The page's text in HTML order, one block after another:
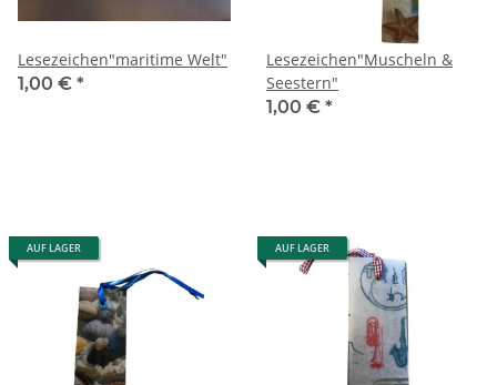
Lesezeichen"maritime Welt"
1,00 € *
Lesezeichen"Muscheln &
Seestern"
1,00 € *
AUF LAGER AUF LAGER